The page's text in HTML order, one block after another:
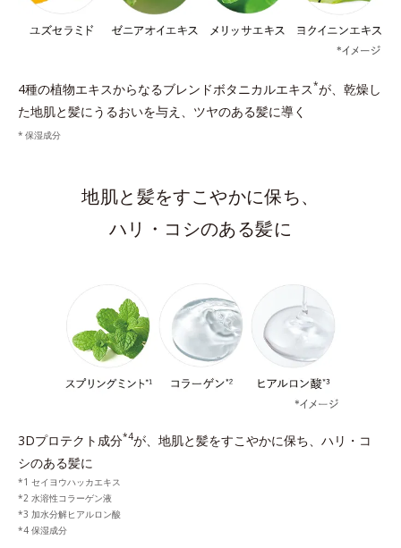
4種の植物エキスからなるブレンドボタニカルエキス*が、乾燥し
た地肌と髪にうるおいを与え、ツヤのある髪に導く
保湿成分
地肌と髪をすこやかに保ち、
ハリ・コシのある髪に
3Dプロテクト成分*4が、地肌と髪をすこやかに保ち、ハリ・コ
シのある髪に
セイヨウハッカエキス
水溶性コラーゲン液
加水分解ヒアルロン酸
保湿成分